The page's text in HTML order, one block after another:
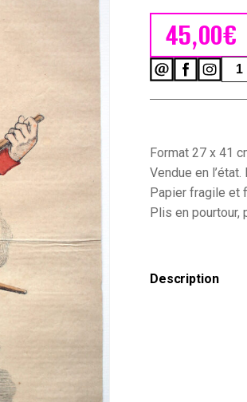
45,00€
de
et
-
Format 27 x 41
Vendue en l’état.
Papier fragile et
Plis en pourtour,
Description